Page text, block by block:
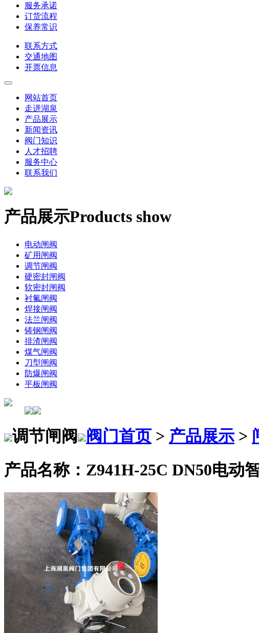
服务承诺
订货流程
保养常识
联系方式
交通地图
开票信息
网站首页
走进湖泉
产品展示
新闻资讯
阀门知识
人才招聘
服务中心
联系我们
产品展示Products show
电动闸阀
矿用闸阀
调节闸阀
硬密封闸阀
软密封闸阀
衬氟闸阀
焊接闸阀
法兰闸阀
铸钢闸阀
排渣闸阀
煤气闸阀
刀型闸阀
防爆闸阀
平板闸阀
调节闸阀 阀门首页 > 产品展示 >
产品名称：Z941H-25C DN50电动